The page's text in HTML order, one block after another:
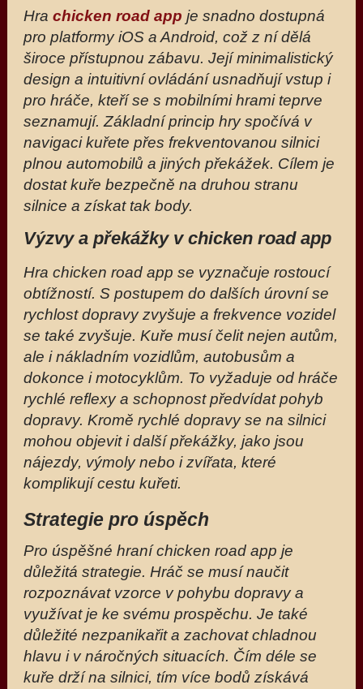
Hra chicken road app je snadno dostupná
pro platformy iOS a Android, což z ní dělá
široce přístupnou zábavu. Její minimalistický
design a intuitivní ovládání usnadňují vstup i
pro hráče, kteří se s mobilními hrami teprve
seznamují. Základní princip hry spočívá v
navigaci kuřete přes frekventovanou silnici
plnou automobilů a jiných překážek. Cílem je
dostat kuře bezpečně na druhou stranu
silnice a získat tak body.
Výzvy a překážky v chicken road app
Hra chicken road app se vyznačuje rostoucí
obtížností. S postupem do dalších úrovní se
rychlost dopravy zvyšuje a frekvence vozidel
se také zvyšuje. Kuře musí čelit nejen autům,
ale i nákladním vozidlům, autobusům a
dokonce i motocyklům. To vyžaduje od hráče
rychlé reflexy a schopnost předvídat pohyb
dopravy. Kromě rychlé dopravy se na silnici
mohou objevit i další překážky, jako jsou
nájezdy, výmoly nebo i zvířata, které
komplikují cestu kuřeti.
Strategie pro úspěch
Pro úspěšné hraní chicken road app je
důležitá strategie. Hráč se musí naučit
rozpoznávat vzorce v pohybu dopravy a
využívat je ke svému prospěchu. Je také
důležité nezpanikařit a zachovat chladnou
hlavu i v náročných situacích. Čím déle se
kuře drží na silnici, tím více bodů získává